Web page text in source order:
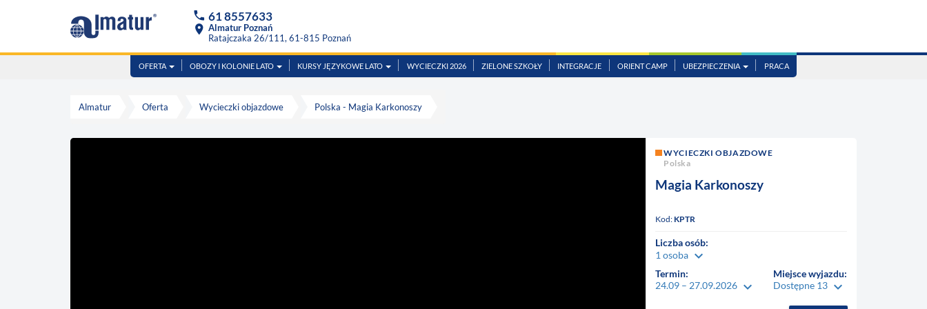
phone 61 8557633
location_on Almatur Poznań
Ratajczaka 26/111, 61-815 Poznań
OFERTA OBOZY I KOLONIE LATO KURSY JĘZYKOWE LATO WYCIECZKI 2026 ZIELONE SZKOŁY INTEGRACJE ORIENT CAMP UBEZPIECZENIA PRACA
Almatur Oferta Wycieczki objazdowe Polska - Magia Karkonoszy
WYCIECZKI OBJAZDOWE
Polska
Magia Karkonoszy
Kod: KPTR
Liczba osób:
1 osoba keyboard_arrow_down
Termin:
24.09 – 27.09.2026 keyboard_arrow_down
Miejsce wyjazdu:
Dostępne 13 keyboard_arrow_down